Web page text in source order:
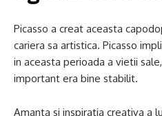
Picasso a creat aceasta
cariera sa artistica. Picasso
in aceasta perioada a vietii
important era bine stabilit.
Amanta si inspiratia creativa a